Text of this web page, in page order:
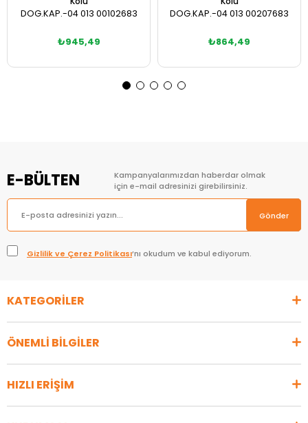
DOG.KAP.-04 013 00102683
₺945,49
DOG.KAP.-04 013 00207683
₺864,49
E-BÜLTEN
Kampanyalarımızdan haberdar olmak
için e-mail adresinizi girebilirsiniz.
Gönder
Gizlilik ve Çerez Politikası’nı okudum ve kabul ediyorum.
KATEGORİLER
ÖNEMLİ BİLGİLER
HIZLI ERİŞİM